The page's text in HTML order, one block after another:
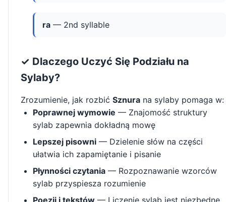
ra — 2nd syllable
✓ Dlaczego Uczyć Się Podziału na
Sylaby?
Zrozumienie, jak rozbić Sznura na sylaby pomaga w:
Poprawnej wymowie — Znajomość struktury
sylab zapewnia dokładną mowę
Lepszej pisowni — Dzielenie słów na części
ułatwia ich zapamiętanie i pisanie
Płynności czytania — Rozpoznawanie wzorców
sylab przyspiesza rozumienie